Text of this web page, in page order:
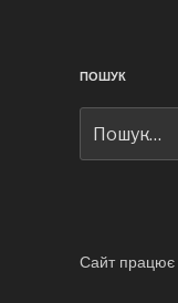
ПОШУК
за
запитом:
Сайт